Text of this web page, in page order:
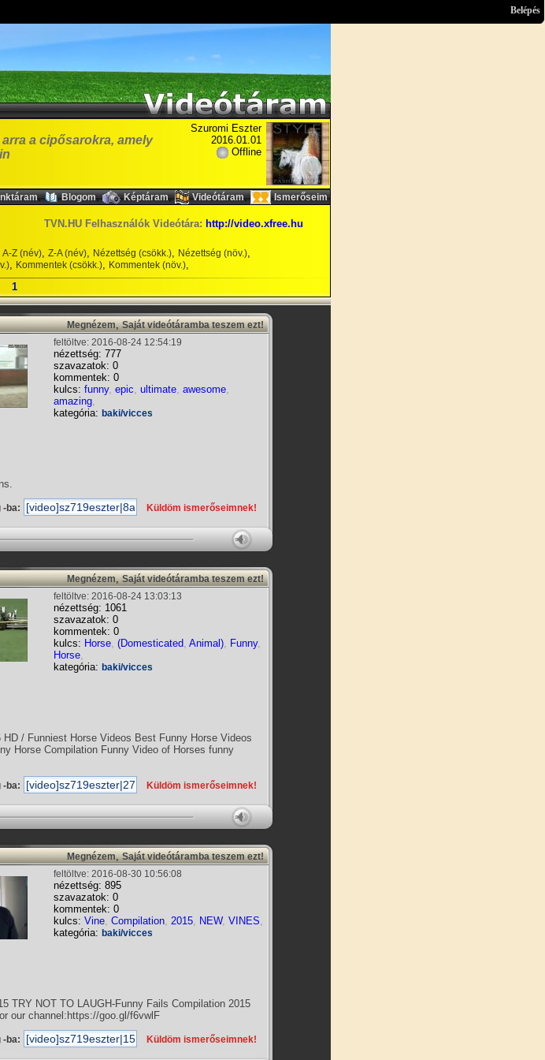
Belépés
a cipősarokra, amely
Szuromi Eszter
2016.01.01
Offline
, Blogom, Képtáram, Videótáram, Ismerőseim
TVN.HU Felhasználók Videótára: http://video.xfree.hu
A-Z (név), Z-A (név), Nézettség (csökk.), Nézettség (növ.),
, Kommentek (csökk.), Kommentek (növ.),
1
Megnézem,Saját videótáramba teszem ezt!
feltöltve: 2016-08-24 12:54:19
nézettség: 777
szavazatok: 0
kommentek: 0
kulcs: funny, epic, ultimate, awesome,
amazing,
kategória: baki/vicces
-ba: Küldöm ismerőseimnek!
Megnézem,Saját videótáramba teszem ezt!
feltöltve: 2016-08-24 13:03:13
nézettség: 1061
szavazatok: 0
kommentek: 0
kulcs: Horse, (Domesticated, Animal), Funny,
Horse,
kategória: baki/vicces
/ Funniest Horse Videos Best Funny Horse Videos
Horse Compilation Funny Video of Horses funny
-ba: Küldöm ismerőseimnek!
Megnézem,Saját videótáramba teszem ezt!
feltöltve: 2016-08-30 10:56:08
nézettség: 895
szavazatok: 0
kommentek: 0
kulcs: Vine, Compilation, 2015, NEW, VINES,
kategória: baki/vicces
TRY NOT TO LAUGH-Funny Fails Compilation 2015
our channel:https://goo.gl/f6vwlF
-ba: Küldöm ismerőseimnek!